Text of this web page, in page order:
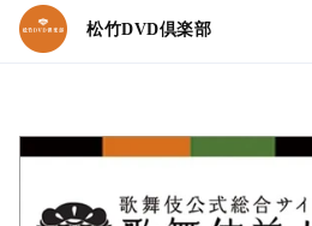
松竹DVD倶楽部